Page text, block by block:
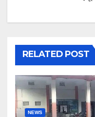
RELATED POST
NEWS